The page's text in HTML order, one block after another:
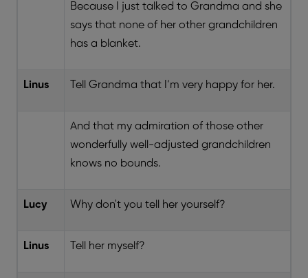
Because I just talked to Grandma and she
says that none of her other grandchildren
has a blanket.
Linus Tell Grandma that I’m very happy for her.
And that my admiration of those other
wonderfully well-adjusted grandchildren
knows no bounds.
Lucy Why don't you tell her yourself?
Linus Tell her myself?